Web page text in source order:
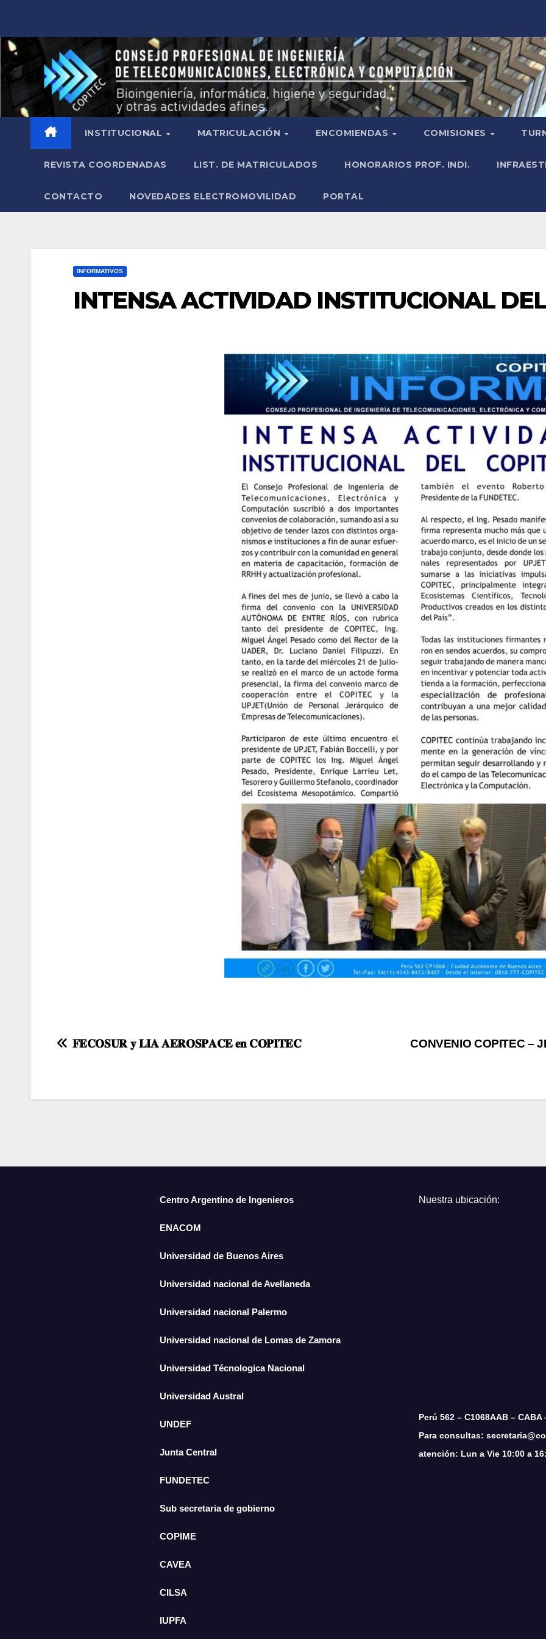
INSTITUCIONAL MATRICULACIÓN ENCOMIENDAS COMISIONES
REVISTA COORDENADAS LIST. DE MATRICULADOS HONORARIOS PROF. INDI.
CONTACTO NOVEDADES ELECTROMOVILIDAD PORTAL
INFORMATIVOS
INTENSA ACTIVIDAD INSTITUCIONAL
CONVENIO COPITEC –
𝐅𝐄𝐂𝐎𝐒𝐔𝐑 𝐲 𝐋𝐈𝐀 𝐀𝐄𝐑𝐎𝐒𝐏𝐀𝐂𝐄 𝐞𝐧 𝐂𝐎𝐏𝐈𝐓𝐄𝐂
Centro Argentino de Ingenieros
ENACOM
Universidad de Buenos Aires
Universidad nacional de Avellaneda
Universidad nacional Palermo
Universidad nacional de Lomas de Zamora
Universidad Técnologica Nacional
Universidad Austral
UNDEF
Junta Central
FUNDETEC
Sub secretaria de gobierno
COPIME
CAVEA
CILSA
IUPFA
Nuestra ubicación:
Perú 562 – C1068AAB –
Para consultas:
atención: Lun a Vie 10:00 a